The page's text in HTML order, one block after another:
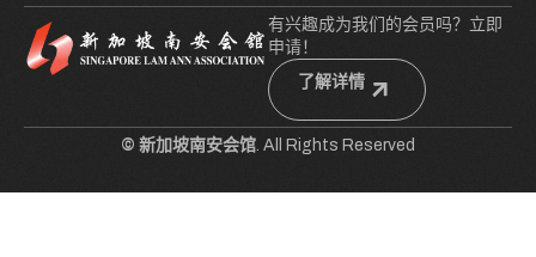
有兴趣成为我们的会员吗？立即
申请！
了解详情
© 新加坡南安会馆. All Rights Reserved